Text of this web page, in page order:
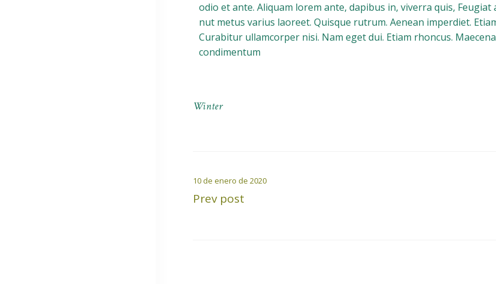
odio et ante. Aliquam lorem ante, dapibus in, viverra quis, Feugiat
nut metus varius laoreet. Quisque rutrum. Aenean imperdiet.
Curabitur ullamcorper nisi. Nam eget dui. Etiam rhoncus.
condimentum
Winter
10 de enero de 2020
Prev post